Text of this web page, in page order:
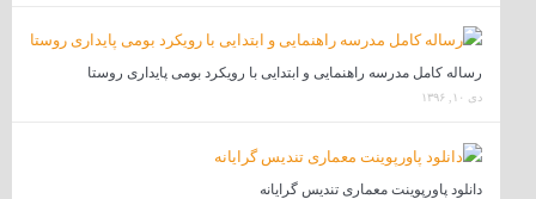
رساله کامل مدرسه راهنمایی و ابتدایی با رویکرد بومی پایداری روستا
دی ۱۰, ۱۳۹۶
دانلود پاورپوینت معماری تندیس گرایانه